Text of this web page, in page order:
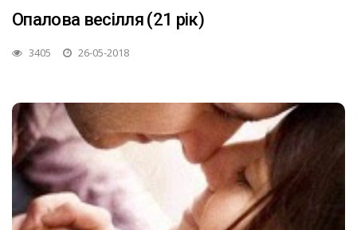
Опалова весілля (21 рік)
3405 26-05-2018